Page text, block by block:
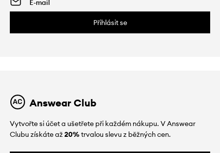
Přihlásit se
Answear Club
Vytvořte si účet a ušetřete při každém nákupu. V Answear
Clubu získáte až20%trvalou slevu z běžných cen.